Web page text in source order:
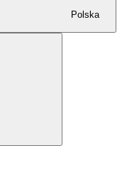
Polska